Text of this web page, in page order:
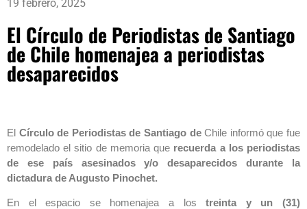
19 febrero, 2025
El Círculo de Periodistas de Santiago
de Chile homenajea a periodistas
desaparecidos
El Círculo de Periodistas de Santiago deChile informó que fue
remodelado el sitio de memoria que recuerda a los periodistas
de ese país asesinados y/o desaparecidos durante la
dictadura de Augusto Pinochet.
En el espacio se homenajea a lostreinta y un (31)